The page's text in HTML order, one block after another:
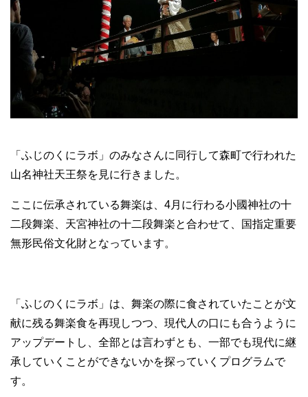
「ふじのくにラボ」のみなさんに同行して森町で行われた
山名神社天王祭を見に行きました。
ここに伝承されている舞楽は、4月に行わる小國神社の十
二段舞楽、天宮神社の十二段舞楽と合わせて、国指定重要
無形民俗文化財となっています。
「ふじのくにラボ」は、舞楽の際に食されていたことが文
献に残る舞楽食を再現しつつ、現代人の口にも合うように
アップデートし、全部とは言わずとも、一部でも現代に継
承していくことができないかを探っていくプログラムで
す。